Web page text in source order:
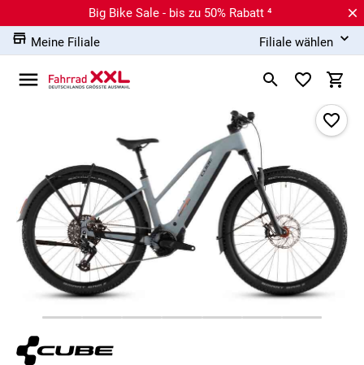
Big Bike Sale - bis zu 50% Rabatt ⁴
Meine Filiale
Filiale wählen